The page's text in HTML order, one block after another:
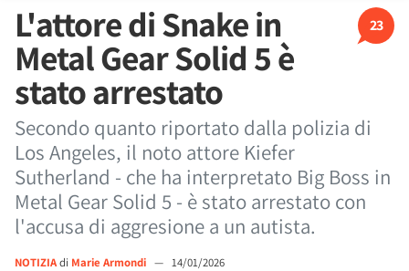
23
L'attore di Snake in
Metal Gear Solid 5 è
stato arrestato
Secondo quanto riportato dalla polizia di
Los Angeles, il noto attore Kiefer
Sutherland - che ha interpretato Big Boss in
Metal Gear Solid 5 - è stato arrestato con
l'accusa di aggresione a un autista.
NOTIZIAdi Marie Armondi — 14/01/2026